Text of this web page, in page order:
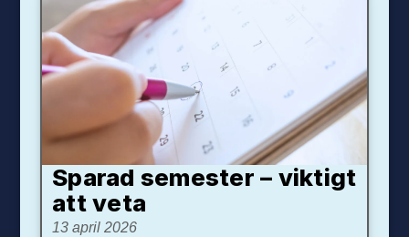
Sparad semester – viktigt
att veta
13 april 2026